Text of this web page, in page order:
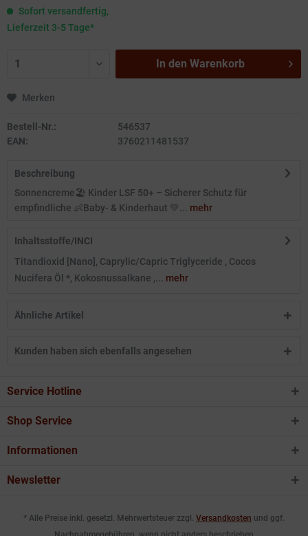
Sofort versandfertig,
Lieferzeit 3-5 Tage*
In den Warenkorb
Merken
Bestell-Nr.:
546537
EAN:
3760211481537
Beschreibung
Sonnencreme🏖️ Kinder LSF 50+ – Sicherer Schutz für
empfindliche 👶Baby- & Kinderhaut 💚... mehr
Inhaltsstoffe/INCI
Titandioxid [Nano], Caprylic/Capric Triglyceride , Cocos
Nucifera Öl *, Kokosnussalkane ,... mehr
Ähnliche Artikel
Kunden haben sich ebenfalls angesehen
Service Hotline
Shop Service
Informationen
Newsletter
* Alle Preise inkl. gesetzl. Mehrwertsteuer zzgl. Versandkosten und ggf.